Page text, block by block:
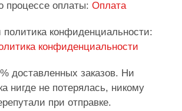
процессе оплаты: Оплата
конфиденциальности:
конфиденциальности
доставленных заказов. Ни
нигде не потерялась, никому
при отправке.